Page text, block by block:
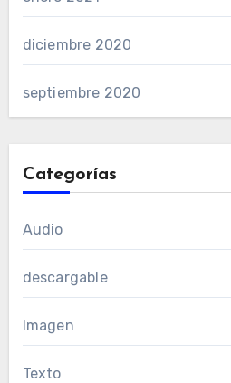
diciembre 2020
septiembre 2020
Categorías
Audio
descargable
Imagen
Texto